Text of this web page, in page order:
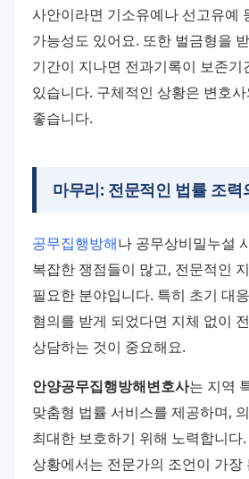
사안이라면 기소유예나 선고유예
가능성도 있어요. 또한 벌금형을
기간이 지나면 전과기록이 보존기
있습니다. 구체적인 상황은 변호
좋습니다.
마무리: 전문적인 법률 조력
공무집행방해나 공무상비밀누설
복잡한 쟁점들이 많고, 전문적인
필요한 분야입니다. 특히 초기 대
혐의를 받게 되었다면 지체 없이
상담하는 것이 중요해요.
안양공무집행방해변호사는 지역
맞춤형 법률 서비스를 제공하며,
최대한 보호하기 위해 노력합니다
상황에서는 전문가의 조언이 가장